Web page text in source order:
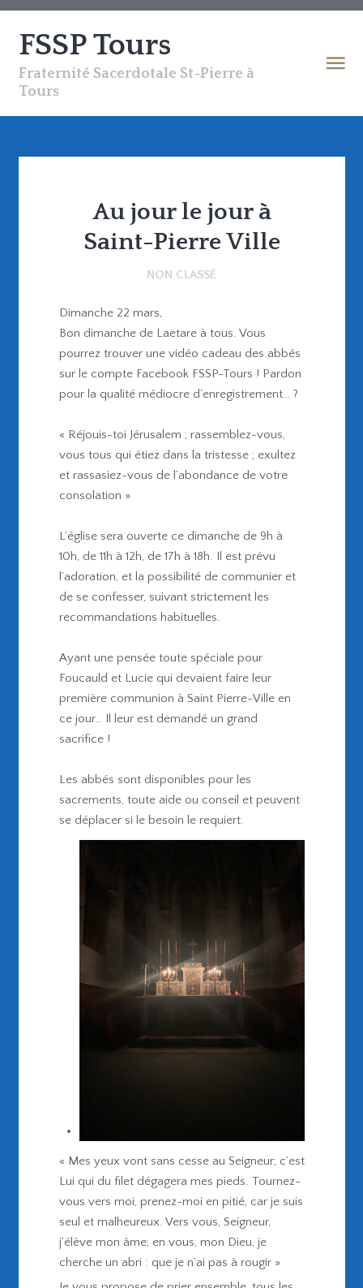
FSSP Tours
Fraternité Sacerdotale St-Pierre à
Tours
Au jour le jour à
Saint-Pierre Ville
NON CLASSÉ
Dimanche 22 mars,
Bon dimanche de Laetare à tous. Vous
pourrez trouver une vidéo cadeau des abbés
sur le compte Facebook FSSP-Tours ! Pardon
pour la qualité médiocre d’enregistrement… ?
« Réjouis-toi Jérusalem ; rassemblez-vous,
vous tous qui étiez dans la tristesse ; exultez
et rassasiez-vous de l’abondance de votre
consolation »
L’église sera ouverte ce dimanche de 9h à
10h, de 11h à 12h, de 17h à 18h. Il est prévu
l’adoration, et la possibilité de communier et
de se confesser, suivant strictement les
recommandations habituelles.
Ayant une pensée toute spéciale pour
Foucauld et Lucie qui devaient faire leur
première communion à Saint Pierre-Ville en
ce jour… Il leur est demandé un grand
sacrifice !
Les abbés sont disponibles pour les
sacrements, toute aide ou conseil et peuvent
se déplacer si le besoin le requiert.
« Mes yeux vont sans cesse au Seigneur; c’est
Lui qui du filet dégagera mes pieds. Tournez-
vous vers moi, prenez-moi en pitié, car je suis
seul et malheureux. Vers vous, Seigneur,
j’élève mon âme; en vous, mon Dieu, je
cherche un abri : que je n’ai pas à rougir »